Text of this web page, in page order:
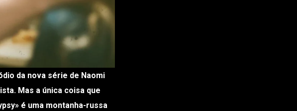
Mas a única coisa que
é uma montanha-russa